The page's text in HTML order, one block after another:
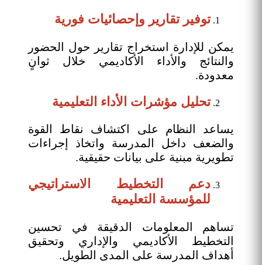
توفير تقارير وإحصائيات فورية
يمكن للإدارة استخراج تقارير حول الحضور
والنتائج والأداء الأكاديمي خلال ثوانٍ
معدودة.
تحليل مؤشرات الأداء التعليمية
يساعد النظام على اكتشاف نقاط القوة
والضعف داخل المدرسة واتخاذ إجراءات
تطويرية مبنية على بيانات حقيقية.
دعم التخطيط الاستراتيجي
للمؤسسة التعليمية
تساهم المعلومات الدقيقة في تحسين
التخطيط الأكاديمي والإداري وتحقيق
أهداف المدرسة على المدى الطويل.